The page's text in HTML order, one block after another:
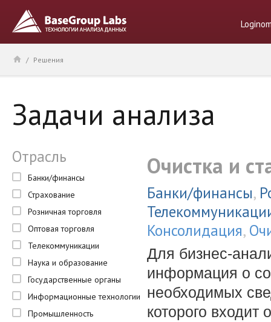
/ Решения
Задачи анализа
Отрасль
Банки/финансы
Страхование
Розничная торговля
Оптовая торговля
Телекоммуникации
Наука и образование
Государственные органы
Информационные технологии
Промышленность
Очистка и
Банки/финансы,
Консолидация,
Для бизнес-
информация о
необходимых
которого